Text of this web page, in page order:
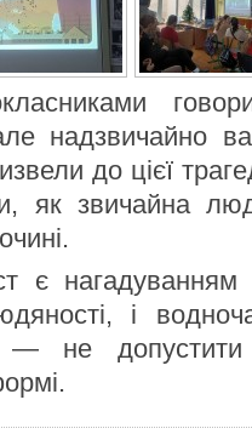
надзвичайно
до цієї
як звичайна
є
і
— не допустити